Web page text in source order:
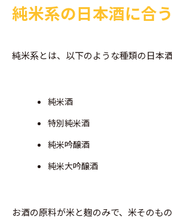
純米系の日本酒に合
純米系とは、以下のような種類の日本酒
純米酒
特別純米酒
純米吟醸酒
純米大吟醸酒
お酒の原料が米と麹のみで、米そのも